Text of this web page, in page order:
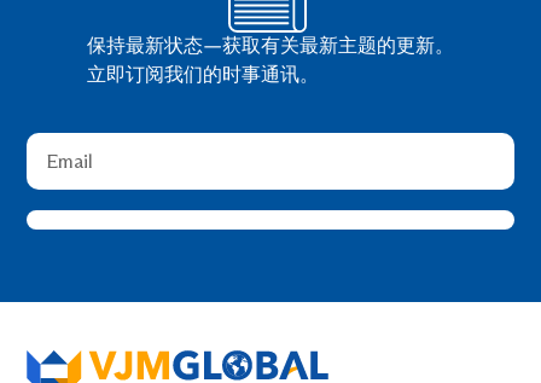
保持最新状态—获取有关最新主题的更新。
立即订阅我们的时事通讯。